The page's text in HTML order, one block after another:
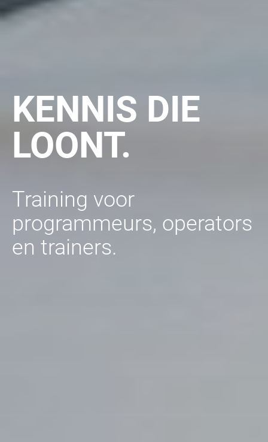
KENNIS DIE
LOONT.
Training voor
programmeurs, operators
en trainers.